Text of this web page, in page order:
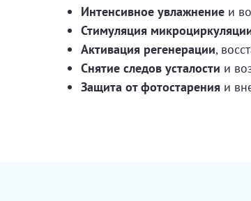
Интенсивное увлажнение и
Стимуляция
Активация регенерации,
Снятие следов усталости и
Защита от фотостарения и